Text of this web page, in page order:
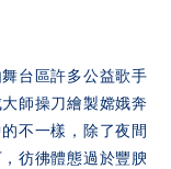
台區許多公益歌手
師操刀繪製嫦娥奔
不一樣，除了夜間
彷彿體態過於豐腴